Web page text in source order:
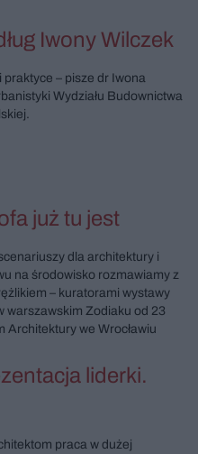
Iwony Wilczek
– pisze dr Iwona
Wydziału Budownictwa
już tu jest
dla architektury i
na środowisko rozmawiamy z
– kuratorami wystawy
warszawskim Zodiaku od 23
Architektury we Wrocławiu
liderki.
praca w dużej